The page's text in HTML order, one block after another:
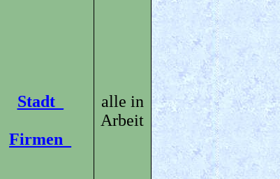
Stadt_
Firmen_
alle in
Arbeit